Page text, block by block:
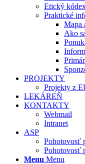
Etický
Praktické
Mapa
Ako
PROJEKTY
Projekty z
LEKÁREŇ
KONTAKTY
Webmail
Intranet
ASP
Pohotovosť
Pohotovosť
Menu Menu